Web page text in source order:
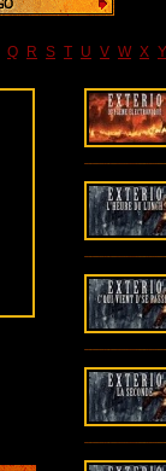
Q R S T U V W X Y